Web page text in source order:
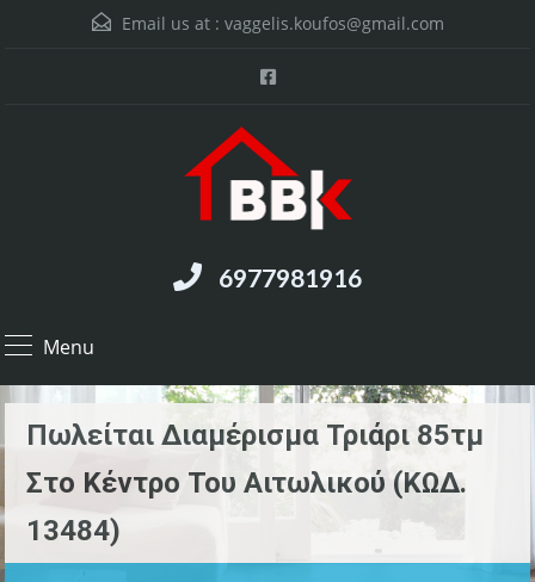
Email us at : vaggelis.koufos@gmail.com
6977981916
Menu
Πωλείται Διαμέρισμα Τριάρι 85τμ
Στο Κέντρο Του Αιτωλικού (ΚΩΔ.
13484)